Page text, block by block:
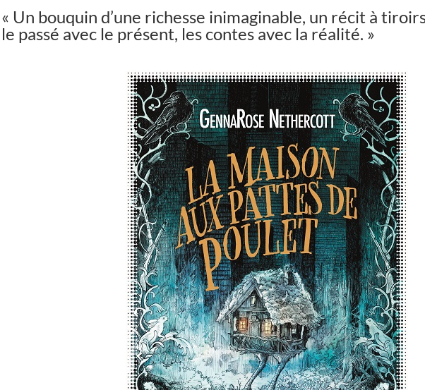
« Un bouquin d’une richesse inimaginable, un récit à
le passé avec le présent, les contes avec la réalité. »